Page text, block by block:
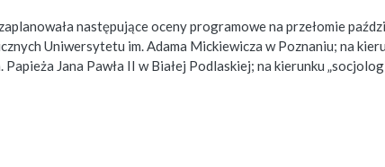
następujące oceny programowe na przełomie
Uniwersytetu im. Adama Mickiewicza w Poznaniu; na
Papieża Jana Pawła II w Białej Podlaskiej; na kierunku